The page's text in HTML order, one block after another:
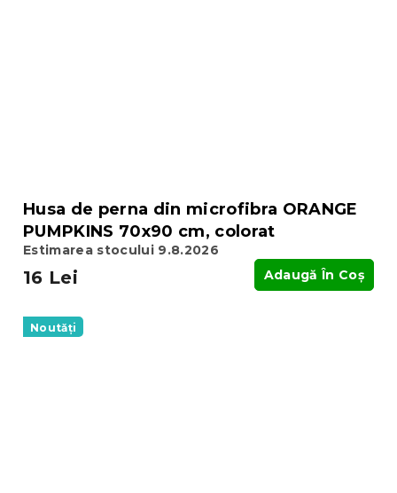
Husa de perna din microfibra ORANGE
PUMPKINS 70x90 cm, colorat
Estimarea stocului 9.8.2026
16 Lei Adaugă În Coş
Noutăți